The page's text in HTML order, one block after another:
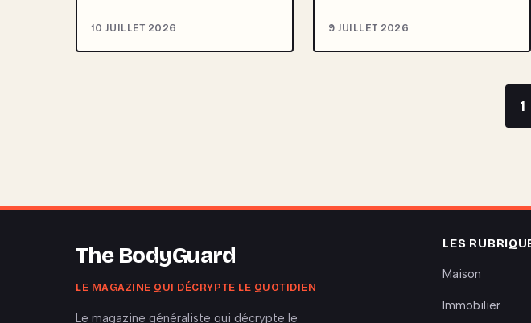
10 JUILLET 2026 9 JUILLET 2026
1
The BodyGuard
LE MAGAZINE QUI DÉCRYPTE LE QUOTIDIEN
Le magazine généraliste qui décrypte le
LES
Maison
Immobilier